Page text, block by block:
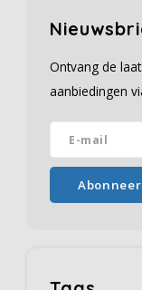
Ontvang de
aanbiedingen
Abonneer